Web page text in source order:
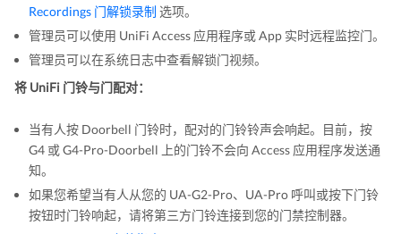
Recordings 门解锁录制 选项。
管理员可以使用 UniFi Access 应用程序或 App 实时远程监控门。
管理员可以在系统日志中查看解锁门视频。
将 UniFi 门铃与门配对：
当有人按 Doorbell 门铃时，配对的门铃铃声会响起。目前，按
G4 或 G4-Pro-Doorbell 上的门铃不会向 Access 应用程序发送通
知。
如果您希望当有人从您的 UA-G2-Pro、UA-Pro 呼叫或按下门铃
按钮时门铃响起，请将第三方门铃连接到您的门禁控制器。